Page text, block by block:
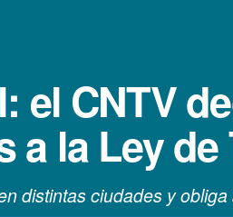
el CNTV
la Ley de
distintas ciudades y